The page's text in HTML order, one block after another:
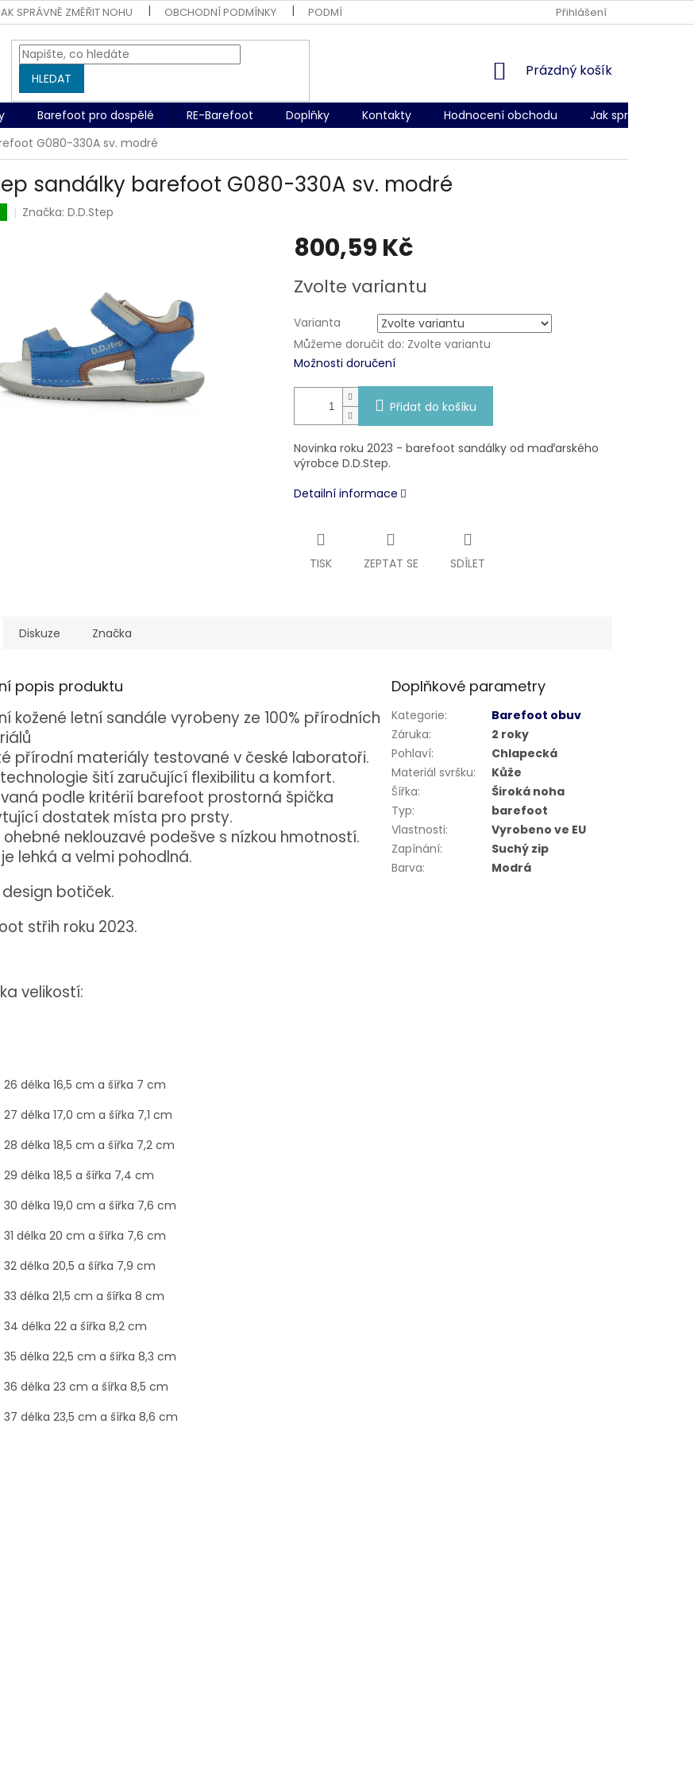
SPRÁVNĚ ZMĚŘIT NOHU OBCHODNÍ PODMÍNKY PODMÍNKY OCHRANY OSOBNÍCH ÚDAJŮ DODACÍ PODMÍNKY
Přihlášení
HLEDAT
NÁKUPNÍ
Prázdný košík
Barefoot pro dospělé RE-Barefoot Doplňky Kontakty Hodnocení obchodu
Jak správně
G080-330A sv. modré
sandálky barefoot G080-330A sv. modré
Značka:D.D.Step
800,59 Kč
cena:
Zvolte variantu
Varianta
Můžeme doručit do: Zvolte variantu
Možnosti doručení
Přidat do košíku
Novinka roku 2023 - barefoot sandálky od maďarského
výrobce D.D.Step.
Detailní informace
TISK ZEPTAT SE SDÍLET
Diskuze Značka
popis produktu
kožené letní sandále vyrobeny ze 100% přírodních
přírodní materiály testované v české laboratoři.
šití zaručující flexibilitu a komfort.
podle kritérií barefoot prostorná špička
dostatek místa pro prsty.
neklouzavé podešve s nízkou hmotností.
lehká a velmi pohodlná.
design botiček.
střih roku 2023.
velikostí:
26 délka 16,5 cm a šířka 7 cm
27 délka 17,0 cm a šířka 7,1 cm
28 délka 18,5 cm a šířka 7,2 cm
29 délka 18,5 a šířka 7,4 cm
30 délka 19,0 cm a šířka 7,6 cm
31 délka 20 cm a šířka 7,6 cm
32 délka 20,5 a šířka 7,9 cm
33 délka 21,5 cm a šířka 8 cm
34 délka 22 a šířka 8,2 cm
35 délka 22,5 cm a šířka 8,3 cm
36 délka 23 cm a šířka 8,5 cm
37 délka 23,5 cm a šířka 8,6 cm
Doplňkové parametry
Kategorie:
Barefoot obuv
Záruka:
2 roky
Pohlaví:
Chlapecká
Materiál svršku:
Kůže
Šířka:
Široká noha
Typ:
barefoot
Vlastnosti:
Vyrobeno ve EU
Zapínání:
Suchý zip
Barva: Modrá